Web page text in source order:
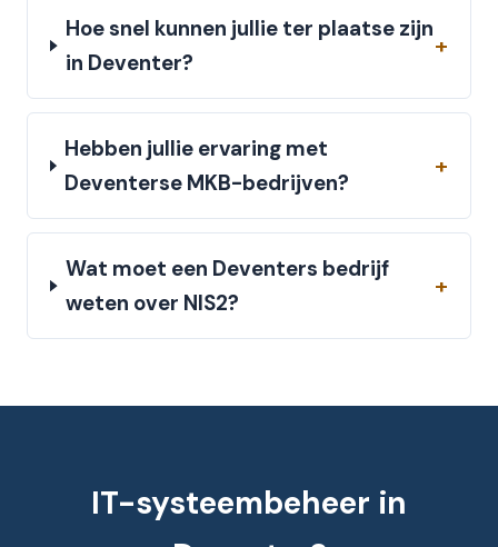
Hoe snel kunnen jullie ter plaatse zijn
in Deventer?
Hebben jullie ervaring met
Deventerse MKB-bedrijven?
Wat moet een Deventers bedrijf
weten over NIS2?
IT-systeembeheer in